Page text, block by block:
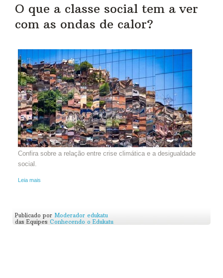
O que a classe social tem a ver
com as ondas de calor?
Confira sobre a relação entre crise climática e a desigualdade
social.
Leia mais
Publicado por Moderador edukatu
das Equipes Conhecendo o Edukatu